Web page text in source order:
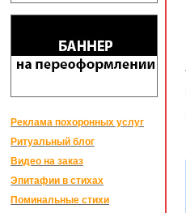
Реклама похоронных услуг
Ритуальный блог
Видео на заказ
Эпитафии в стихах
Поминальные стихи